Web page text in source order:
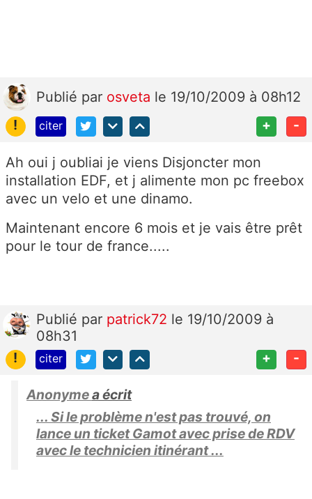
Publié par osveta le 19/10/2009 à 08h12
!
citer + -
Ah oui j oubliai je viens Disjoncter mon
installation EDF, et j alimente mon pc freebox
avec un velo et une dinamo.
Maintenant encore 6 mois et je vais être prêt
pour le tour de france.....
Publié par patrick72 le 19/10/2009 à
08h31
!
citer + -
Anonymea écrit
... Si le problème n'est pas trouvé, on
lance un ticket Gamot avec prise de RDV
avec le technicien itinérant ...